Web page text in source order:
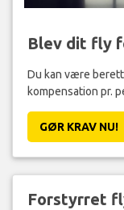
Blev dit fly
Du kan være
kompensation pr.
GØR KRAV NU!
Forstyrret